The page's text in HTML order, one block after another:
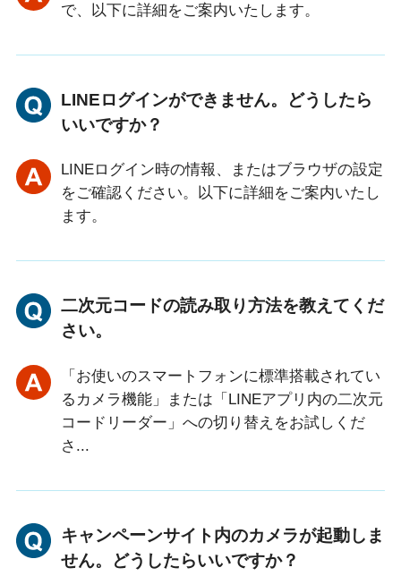
で、以下に詳細をご案内いたします。
LINEログインができません。どうしたら
いいですか？
LINEログイン時の情報、またはブラウザの設定
をご確認ください。以下に詳細をご案内いたし
ます。
二次元コードの読み取り方法を教えてくだ
さい。
「お使いのスマートフォンに標準搭載されてい
るカメラ機能」または「LINEアプリ内の二次元
コードリーダー」への切り替えをお試しくだ
さ...
キャンペーンサイト内のカメラが起動しま
せん。どうしたらいいですか？